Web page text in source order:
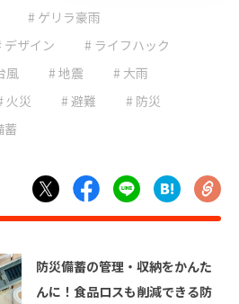
# ライフハック
# 停電
# 台風
# 地震
# 大雨
# 大雪
# 減災
# 防災備蓄
# 非常食
# ゲリラ豪雨
デザイン
# ライフハック
風 # 地震
# 大雨
火災 # 避難
# 防災
蓄
防災備蓄の管理・収納をかんた
んに！食品ロスも削減できる防